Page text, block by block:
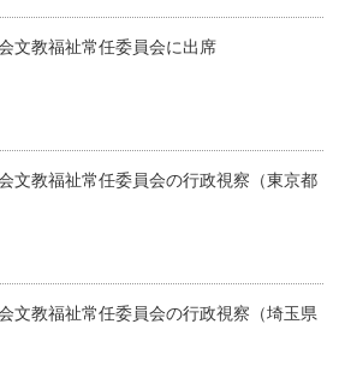
文教福祉常任委員会に出席
文教福祉常任委員会の行政視察（東京都
文教福祉常任委員会の行政視察（埼玉県